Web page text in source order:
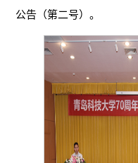
公告（第二号）。